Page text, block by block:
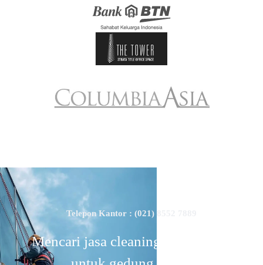
Telepon Kantor : (021) 8552 7889
Mencari jasa cleaning profesional